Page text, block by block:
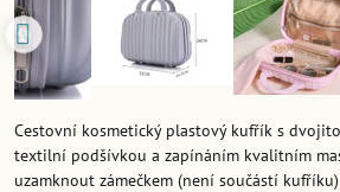
Cestovní kosmetický plastový kufřík s
textilní podšívkou a zapínáním kvalitním
uzamknout zámečkem (není součástí